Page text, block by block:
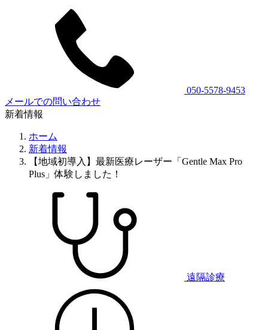
050-5578-9453
メールでの問い合わせ
新着情報
ホーム
新着情報
【地域初導入】最新医療レーザー「Gentle Max Pro
Plus」体験しました！
遠隔診療